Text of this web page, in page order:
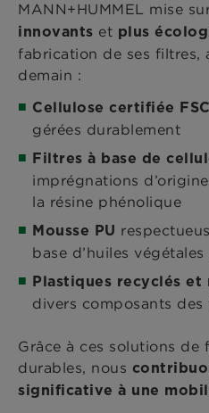
MANN+HUMMEL mise
innovants et plus
fabrication de ses filtres,
demain :
Cellulose certifiée
gérées durablement
Filtres à base de
imprégnations
la résine phénolique
Mousse PU
base d’huiles
Plastiques recyclés et
divers composants des
Grâce à ces solutions
durables, nous
significative à une